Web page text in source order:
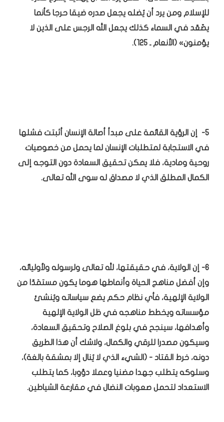
للإسلام ومن يرد أن يُضله يجعل صدره ضيقا حرجا كأنما
يصّعّد في السماء كذلك يجعل الله الرجس على الذين لا
يؤمنون» (الأنعام ـ 125).
5- إن الرؤية القائمة على مبدأ أصالة الإنسان أثبتت فشلها
في الاستجابة لمتطلبات الإنسان لما يحمل من خصوصيات
روحية ومادية، فلا يمكن تحقيق السعادة دون التوجه إلى
الكمال المطلق الذي لا مصداق له سوى الله تعالى.
6- إن الولاية، في حقيقتها، لله تعالى ولرسوله ولأوليائه،
وإن أفضل مناهج الحياة وأنماطها هوما يكون مستمَدّا من
الولاية الإلهية، فأي نظام حكم يضع سياساته ويُنشئ
مؤسساته ويخطط مناهجه في ظل الولاية الإلهية
وأهدافها، سينجح في بلوغ الصلاح وتحقيق السعادة،
وسيكون مصدرا للرقي والكمال، ولاشك أن هذا الطريق
دونه، خرط القتاد - (الشيء الذي لا يُنال إلا بمشقة بالغة)،
وسلوكه يتطلب جهدا مضنيا وعملا دؤوبا، كما يتطلب
الاستعداد لتحمل صعوبات النضال في مقارعة الشياطين.